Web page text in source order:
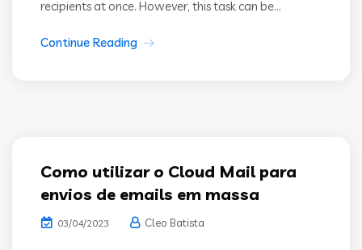
recipients at once. However, this task can be...
Continue Reading
Como utilizar o Cloud Mail para
envios de emails em massa
03/04/2023 Cleo Batista